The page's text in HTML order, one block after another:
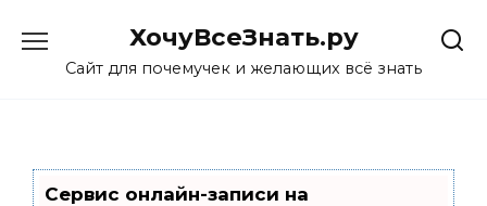
content
ХочуВсеЗнать.ру
Сайт для почемучек и желающих всё знать
Сервис онлайн-записи на